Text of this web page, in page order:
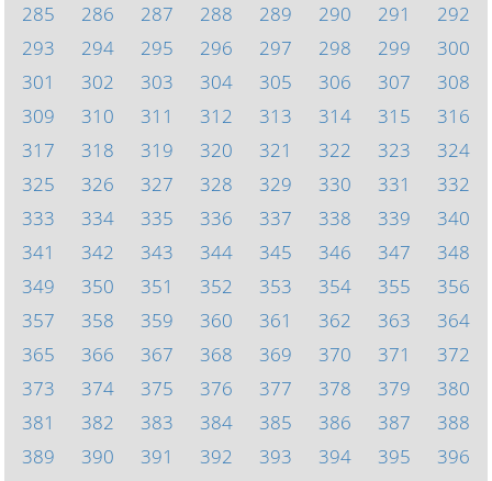
285
286 287 288 289 290 291
292
293
294 295 296 297 298 299
300
301
302 303 304 305 306 307
308
309
310 311 312 313 314 315
316
317
318 319 320 321 322 323
324
325
326 327 328 329 330 331
332
333
334 335 336 337 338 339
340
341
342 343 344 345 346 347
348
349
350 351 352 353 354 355
356
357
358 359 360 361 362 363
364
365
366 367 368 369 370 371
372
373
374 375 376 377 378 379
380
381
382 383 384 385 386 387
388
389
390 391 392 393 394 395
396